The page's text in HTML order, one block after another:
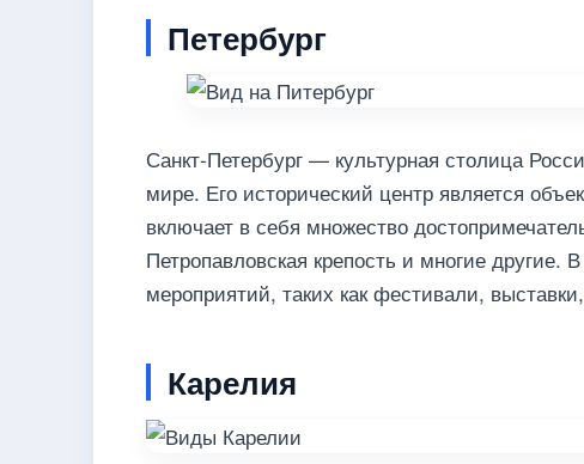
Петербург
Санкт-Петербург — культурная столица
мире. Его исторический центр является
включает в себя множество
Петропавловская крепость и многие другие.
мероприятий, таких как фестивали,
Карелия